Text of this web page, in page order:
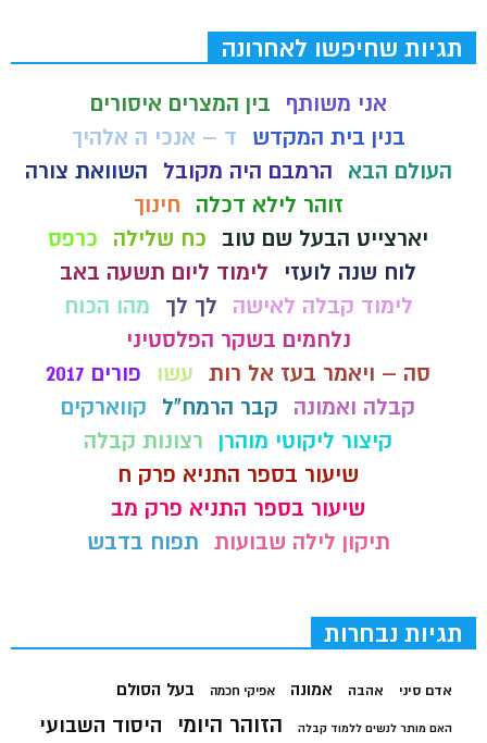
תגיות שחיפשו לאחרונה
אני משותף
בין המצרים איסורים
בנין בית המקדש
ד – אנכי ה אלהיך
העולם הבא
הרמבם היה מקובל
השוואת צורה
זוהר לילא דכלה
חינוך
יארצייט הבעל שם טוב
כח שלילה
כרפס
לוח שנה לועזי
לימוד ליום תשעה באב
לימוד קבלה לאישה
לך לך
מהו הכוח
נלחמים בשקר הפלסטיני
סה – ויאמר בעז אל רות עשו
פורים 2017
קבלה ואמונה
קבר הרמח"ל
קווארקים
קיצור ליקוטי מוהרן
רצונות קבלה
שיעור בספר התניא פרק ח
שיעור בספר התניא פרק מב
תיקון לילה שבועות תפוח בדבש
תגיות נבחרות
אדם סיני אהבה אמונה אפיקי חכמה בעל הסולם
האם מותר לנשים ללמוד קבלה הזוהר היומי היסוד השבועי